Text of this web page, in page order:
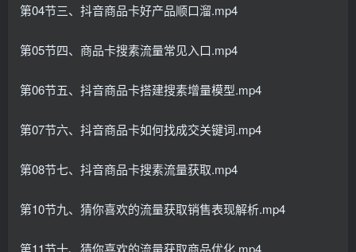
第04节三、抖音商品卡好产品顺口溜.mp4
第05节四、商品卡搜素流量常见入口.mp4
第06节五、抖音商品卡搭建搜素增量模型.mp4
第07节六、抖音商品卡如何找成交关键词.mp4
第08节七、抖音商品卡搜素流量获取.mp4
第10节九、猜你喜欢的流量获取销售表现解析.mp4
第11节十、猜你喜欢的流量获取商品优化.mp4